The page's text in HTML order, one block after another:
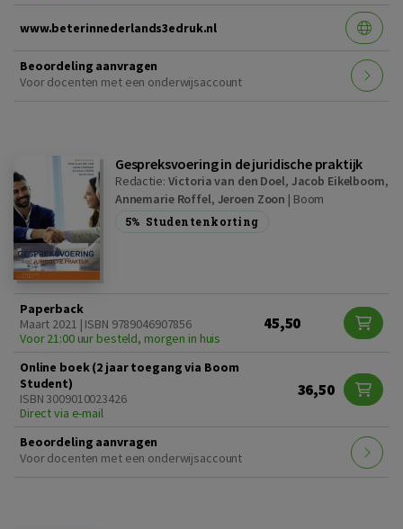
www.beterinnederlands3edruk.nl
Beoordeling aanvragen
Voor docenten met een onderwijsaccount
Gespreksvoering in de juridische praktijk
Redactie: Victoria van den Doel, Jacob Eikelboom,
Annemarie Roffel, Jeroen Zoon | Boom
5% Studentenkorting
Paperback
Maart 2021 | ISBN 9789046907856
Voor 21:00 uur besteld, morgen in huis
45,50
Online boek (2 jaar toegang via Boom
Student)
ISBN 3009010023426
Direct via e-mail
36,50
Beoordeling aanvragen
Voor docenten met een onderwijsaccount